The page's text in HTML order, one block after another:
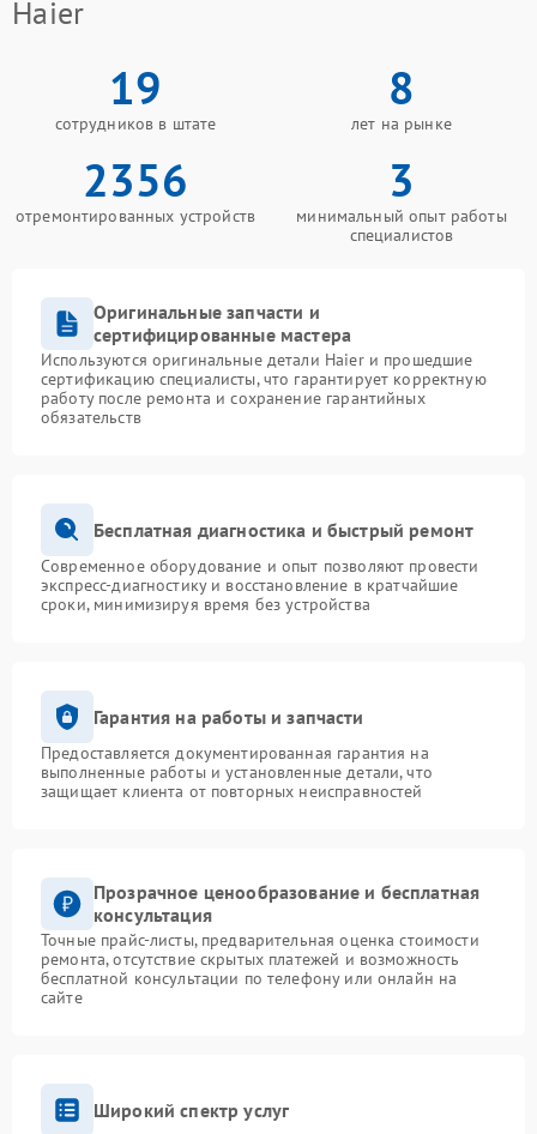
Haier
19
сотрудников в штате
8
лет на рынке
2356
отремонтированных устройств
3
минимальный опыт работы
специалистов
Оригинальные запчасти и
сертифицированные мастера
Используются оригинальные детали Haier и прошедшие
сертификацию специалисты, что гарантирует корректную
работу после ремонта и сохранение гарантийных
обязательств
Бесплатная диагностика и быстрый ремонт
Современное оборудование и опыт позволяют провести
экспресс-диагностику и восстановление в кратчайшие
сроки, минимизируя время без устройства
Гарантия на работы и запчасти
Предоставляется документированная гарантия на
выполненные работы и установленные детали, что
защищает клиента от повторных неисправностей
Прозрачное ценообразование и бесплатная
консультация
Точные прайс-листы, предварительная оценка стоимости
ремонта, отсутствие скрытых платежей и возможность
бесплатной консультации по телефону или онлайн на
сайте
Широкий спектр услуг